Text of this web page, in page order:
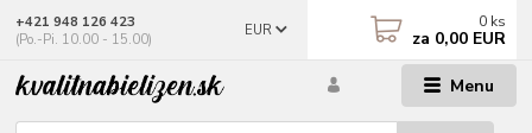
Menu
EUR
+421 948 126 423
(Po.-Pi. 10.00 - 15.00)
0 ks
za 0,00 EUR